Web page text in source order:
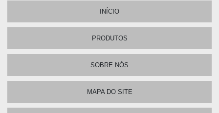
INÍCIO
PRODUTOS
SOBRE NÓS
MAPA DO SITE